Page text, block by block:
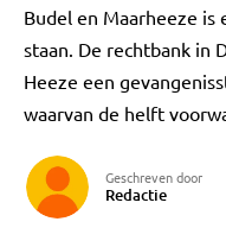
Budel en Maarheeze is
staan. De rechtbank in
Heeze een
waarvan de helft
Geschreven door
Redactie